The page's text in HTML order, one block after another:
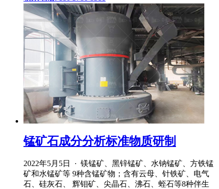
锰矿石成分分析标准物质研制
2022年5月5日 · 镁锰矿、黑锌锰矿、水钠锰矿、方铁锰
矿和水锰矿等 9种含锰矿物；含有云母、针铁矿、电气
石、硅灰石、 辉钼矿、尖晶石、沸石、蛭石等8种伴生